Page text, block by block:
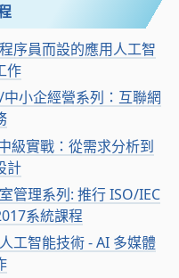
序員而設的應用人工智
作
小企經營系列：互聯網
級實戰：從需求分析到
計
管理系列: 推行 ISO/IEC
系統課程
工智能技術 - AI 多媒體